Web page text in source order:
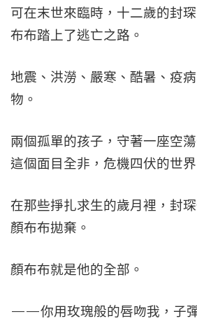
可在末世來臨時，十二歲的封
布布踏上了逃亡之路。
地震、洪澇、嚴寒、酷暑、疫
物。
兩個孤單的孩子，守著一座空
這個面目全非，危機四伏的世界
在那些掙扎求生的歲月裡，封
顏布布拋棄。
顏布布就是他的全部。
——你用玫瑰般的唇吻我，子